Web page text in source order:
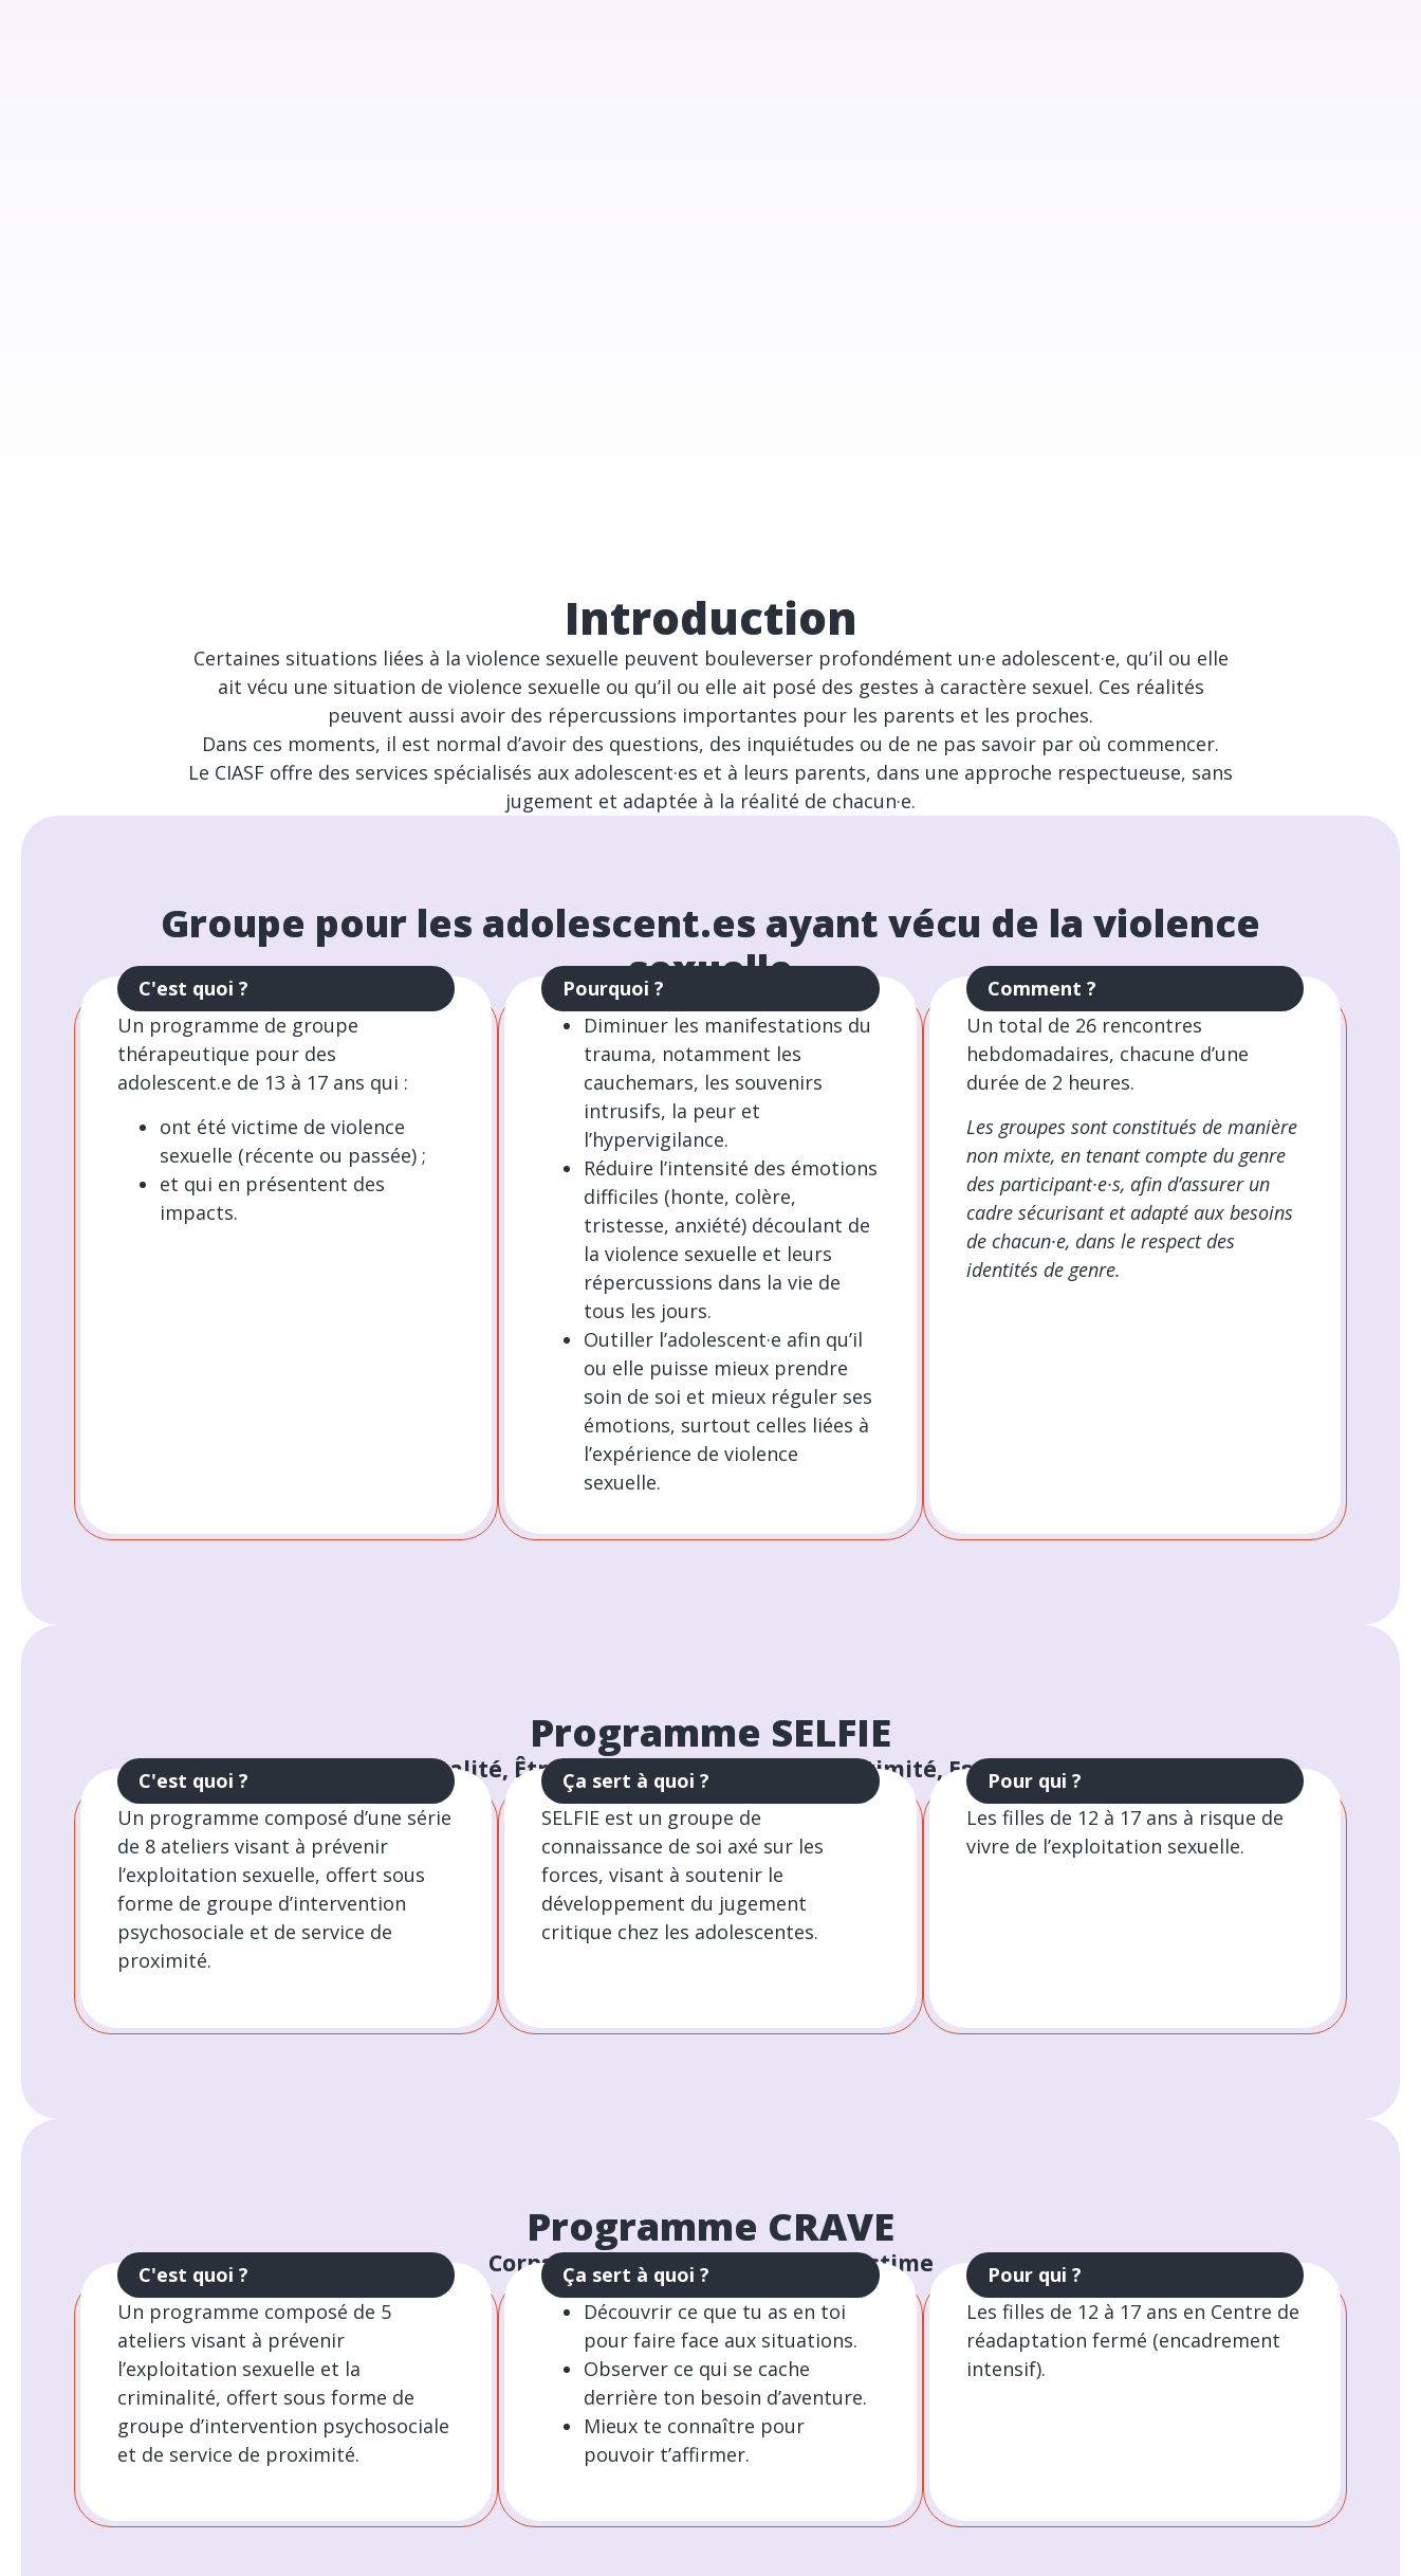
Introduction
Certaines situations liées à la violence sexuelle peuvent bouleverser profondément un·e adolescent·e, qu’il ou elle
ait vécu une situation de violence sexuelle ou qu’il ou elle ait posé des gestes à caractère sexuel. Ces réalités
peuvent aussi avoir des répercussions importantes pour les parents et les proches.
Dans ces moments, il est normal d’avoir des questions, des inquiétudes ou de ne pas savoir par où commencer.
Le CIASF offre des services spécialisés aux adolescent·es et à leurs parents, dans une approche respectueuse, sans
jugement et adaptée à la réalité de chacun·e.
Groupe pour les adolescent.es ayant vécu de la violence
sexuelle
C'est quoi ?
Un programme de groupe
thérapeutique pour des
adolescent.e de 13 à 17 ans qui :
ont été victime de violence
sexuelle (récente ou passée) ;
et qui en présentent des
impacts.
Pourquoi ?
Diminuer les manifestations du
trauma, notamment les
cauchemars, les souvenirs
intrusifs, la peur et
l’hypervigilance.
Réduire l’intensité des émotions
difficiles (honte, colère,
tristesse, anxiété) découlant de
la violence sexuelle et leurs
répercussions dans la vie de
tous les jours.
Outiller l’adolescent·e afin qu’il
ou elle puisse mieux prendre
soin de soi et mieux réguler ses
émotions, surtout celles liées à
l’expérience de violence
sexuelle.
Comment ?
Un total de 26 rencontres
hebdomadaires, chacune d’une
durée de 2 heures.
Les groupes sont constitués de manière
non mixte, en tenant compte du genre
des participant·e·s, afin d’assurer un
cadre sécurisant et adapté aux besoins
de chacun·e, dans le respect des
identités de genre.
Programme SELFIE
Sexualité, Être soi, Limite, Fondement, Intimité, Estime
C'est quoi ?
Un programme composé d’une série
de 8 ateliers visant à prévenir
l’exploitation sexuelle, offert sous
forme de groupe d’intervention
psychosociale et de service de
proximité.
Ça sert à quoi ?
SELFIE est un groupe de
connaissance de soi axé sur les
forces, visant à soutenir le
développement du jugement
critique chez les adolescentes.
Pour qui ?
Les filles de 12 à 17 ans à risque de
vivre de l’exploitation sexuelle.
Programme CRAVE
Corps, Respect, Amour, Valeurs, Estime
C'est quoi ?
Un programme composé de 5
ateliers visant à prévenir
l’exploitation sexuelle et la
criminalité, offert sous forme de
groupe d’intervention psychosociale
et de service de proximité.
Ça sert à quoi ?
Découvrir ce que tu as en toi
pour faire face aux situations.
Observer ce qui se cache
derrière ton besoin d’aventure.
Mieux te connaître pour
pouvoir t’affirmer.
Pour qui ?
Les filles de 12 à 17 ans en Centre de
réadaptation fermé (encadrement
intensif).